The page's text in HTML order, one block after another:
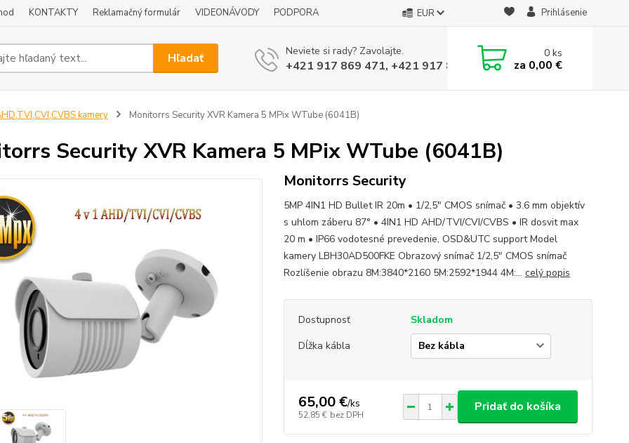
KONTAKTY Reklamačný formulár VIDEONÁVODY PODPORA EUR Prihlásenie
Hľadať Neviete si rady? Zavolajte.
+421 917 869 471, +421 917 817 905
0ks
za 0,00 €
kamery Monitorrs Security XVR Kamera 5 MPix WTube (6041B)
Security XVR Kamera 5 MPix WTube (6041B)
Monitorrs Security
5MP 4IN1 HD Bullet IR 20m • 1/2,5" CMOS snímač • 3.6 mm objektív
s uhlom záberu 87° • 4IN1 HD AHD/TVI/CVI/CVBS • IR dosvit max
20 m • IP66 vodotesné prevedenie, OSD&UTC support Model
kamery LBH30AD500FKE Obrazový snímač 1/2,5" CMOS snímač
Rozlíšenie obrazu 8M:3840*2160 5M:2592*1944 4M:... celý popis
Dostupnosť
Skladom
Dĺžka kábla
65,00 €/ks
52,85 € bez DPH
Pridať do košíka